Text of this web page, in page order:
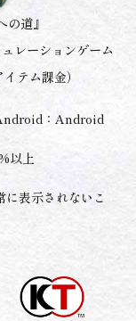
の道』
レーションゲーム
テム課金）
：Android
以上
表示されないこ